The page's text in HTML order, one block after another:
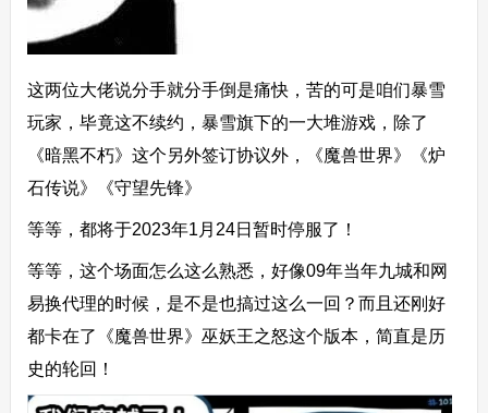
这两位大佬说分手就分手倒是痛快，苦的可是咱们暴雪
玩家，毕竟这不续约，暴雪旗下的一大堆游戏，除了
《暗黑不朽》这个另外签订协议外，《魔兽世界》《炉
石传说》《守望先锋》
等等，都将于2023年1月24日暂时停服了！
等等，这个场面怎么这么熟悉，好像09年当年九城和网
易换代理的时候，是不是也搞过这么一回？而且还刚好
都卡在了《魔兽世界》巫妖王之怒这个版本，简直是历
史的轮回！